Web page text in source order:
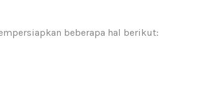
beberapa hal berikut: